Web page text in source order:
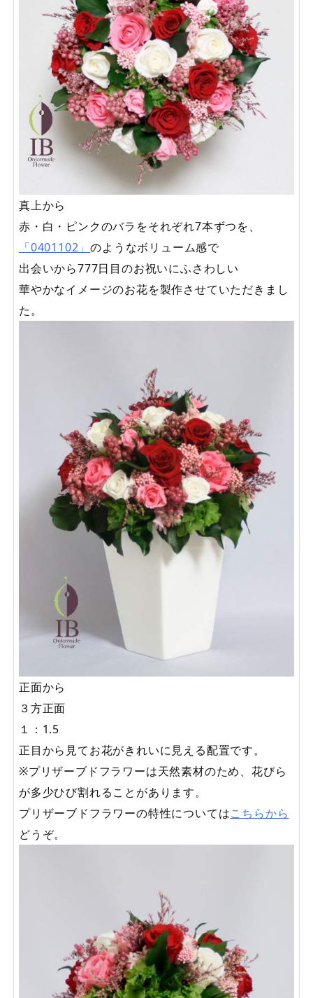
真上から
赤・白・ピンクのバラをそれぞれ7本ずつを、
「0401102」のようなボリューム感で
出会いから777日目のお祝いにふさわしい
華やかなイメージのお花を製作させていただきまし
た。
正面から
３方正面
１：1.5
正目から見てお花がきれいに見える配置です。
※プリザーブドフラワーは天然素材のため、花びら
が多少ひび割れることがあります。
プリザーブドフラワーの特性についてはこちらから
どうぞ。